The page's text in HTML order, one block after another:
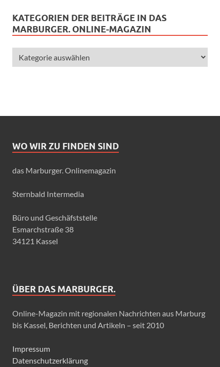
KATEGORIEN DER BEITRÄGE IN DAS
MARBURGER. ONLINE-MAGAZIN
WO WIR ZU FINDEN SIND
das Marburger. Onlinemagazin
Sternbald Intermedia
Büro und Geschäfststelle
Esmarchstraße 38
34121 Kassel
ÜBER DAS MARBURGER.
Online-Magazin mit regionalen Nachrichten aus Marburg
bis Kassel, Berichten und Artikeln – seit 2010
Impressum
Datenschutzerklärung